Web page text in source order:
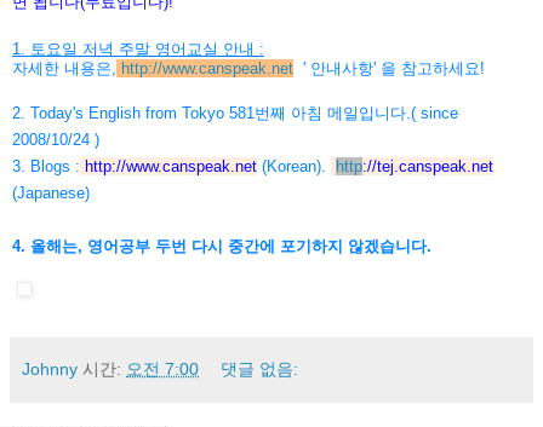
1. 토요일 저녁 주말 영어교실 안내 :
자세한 내용은, http://www.canspeak.net ' 안내사항' 을 참고하세요!
2. Today's English from Tokyo 581번째 아침 메일입니다.( since
2008/10/24 )
3. Blogs : http://www.canspeak.net (Korean). http://tej.canspeak.net
(Japanese)
4. 올해는, 영어공부 두번 다시 중간에 포기하지 않겠습니다.
Johnny 시간: 오전 7:00 댓글 없음: